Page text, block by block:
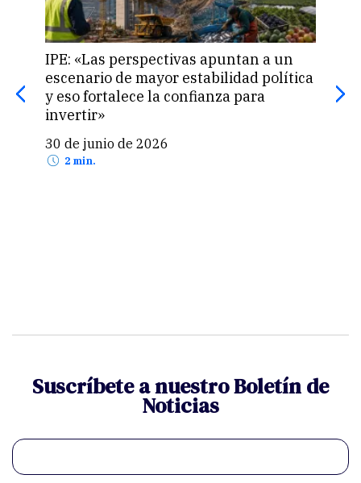
IPE: «Las perspectivas apuntan a un
escenario de mayor estabilidad política
y eso fortalece la confianza para
invertir»
30 de junio de 2026
2 min.
de
Suscríbete a nuestro Boletín de
Noticias